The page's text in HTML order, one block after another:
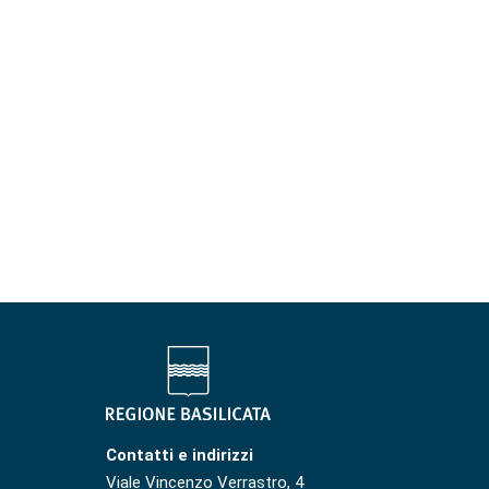
Contatti e indirizzi
Viale Vincenzo Verrastro, 4